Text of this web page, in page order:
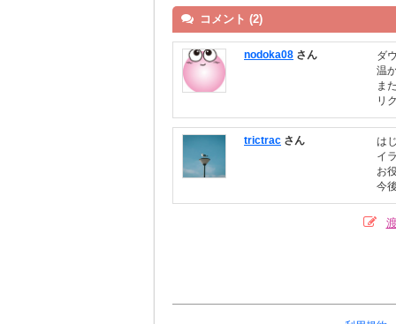
コメント (2)
nodoka08 さん
ダ
温
ま
リ
trictrac さん
は
イ
お
今